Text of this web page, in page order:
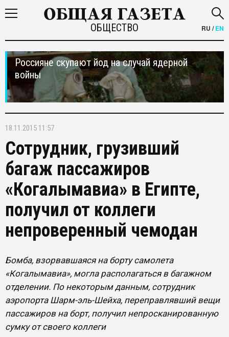
ОБЩЕСТВО RU /EN
Россияне скупают йод на случай ядерной
войны
18.11.2015 11:57
Сотрудник, грузивший
багаж пассажиров
«Когалымавиа» в Египте,
получил от коллеги
непроверенный чемодан
Бомба, взорвавшаяся на борту самолета
«Когалымавиа», могла располагаться в багажном
отделении. По некоторым данным, сотрудник
аэропорта Шарм-эль-Шейха, переправлявший вещи
пассажиров на борт, получил непросканированную
сумку от своего коллеги